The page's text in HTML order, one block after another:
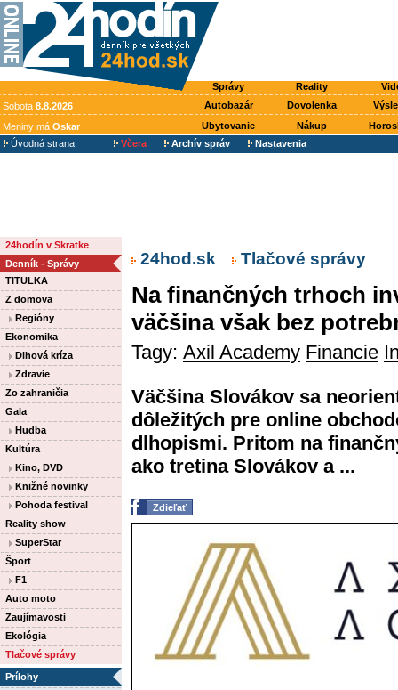
Správy Reality
Sobota 8.8.2026 Autobazár Dovolenka
Meniny má Oskar Ubytovanie Nákup
Úvodná strana
Včera Archív správ Nastavenia
24hodín v Skratke
Denník - Správy
TITULKA
Z domova
Regióny
Ekonomika
Dlhová kríza
Zdravie
Zo zahraničia
Gala
Hudba
Kultúra
Kino, DVD
Knižné novinky
Pohoda festival
Reality show
SuperStar
Šport
F1
Auto moto
Zaujímavosti
Ekológia
Tlačové správy
Prílohy
24hod.sk Tlačové správy
Na finančných trhoch
väčšina však bez
Tagy: Axil Academy Financie
Väčšina Slovákov sa
dôležitých pre online
dlhopismi. Pritom na
ako tretina Slovákov a ...
Zdieľať